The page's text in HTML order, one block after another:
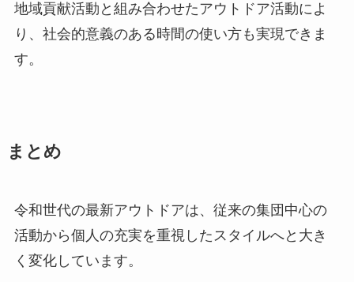
地域貢献活動と組み合わせたアウトドア活動によ
り、社会的意義のある時間の使い方も実現できま
す。
まとめ
令和世代の最新アウトドアは、従来の集団中心の
活動から個人の充実を重視したスタイルへと大き
く変化しています。